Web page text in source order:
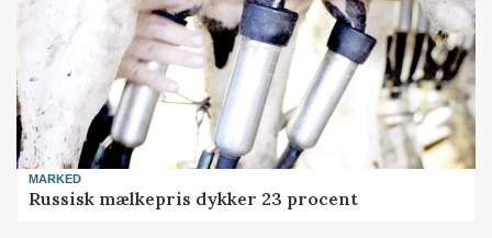
MARKED
Russisk mælkepris dykker 23 procent